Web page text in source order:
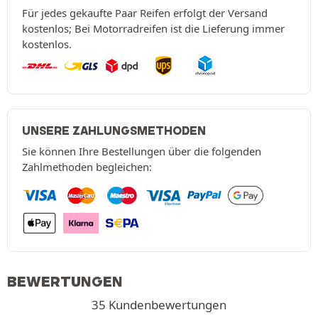
Für jedes gekaufte Paar Reifen erfolgt der Versand
kostenlos; Bei Motorradreifen ist die Lieferung immer
kostenlos.
UNSERE ZAHLUNGSMETHODEN
Sie können Ihre Bestellungen über die folgenden
Zahlmethoden begleichen:
BEWERTUNGEN
35 Kundenbewertungen